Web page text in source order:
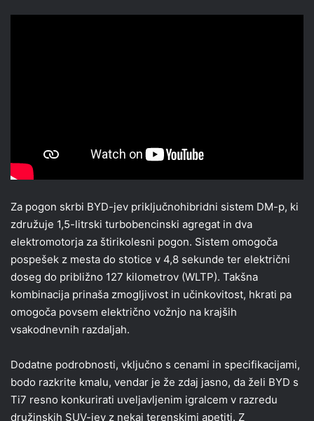
Za pogon skrbi BYD-jev priključnohibridni sistem DM-p, ki
združuje 1,5-litrski turbobencinski agregat in dva
elektromotorja za štirikolesni pogon. Sistem omogoča
pospešek z mesta do stotice v 4,8 sekunde ter električni
doseg do približno 127 kilometrov (WLTP). Takšna
kombinacija prinaša zmogljivost in učinkovitost, hkrati pa
omogoča povsem električno vožnjo na krajših
vsakodnevnih razdaljah.
Dodatne podrobnosti, vključno s cenami in specifikacijami,
bodo razkrite kmalu, vendar je že zdaj jasno, da želi BYD s
Ti7 resno konkurirati uveljavljenim igralcem v razredu
družinskih SUV-jev z nekaj terenskimi apetiti. Z